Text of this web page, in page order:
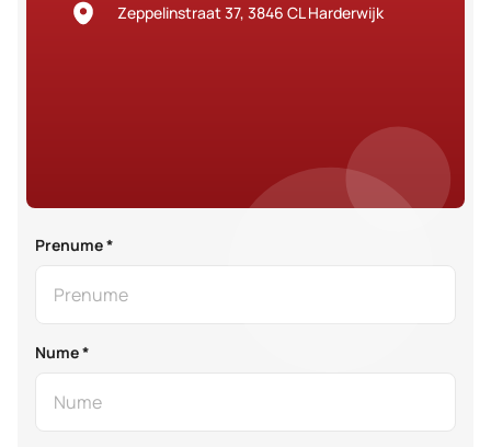
Zeppelinstraat 37, 3846 CL Harderwijk
Prenume *
Nume *